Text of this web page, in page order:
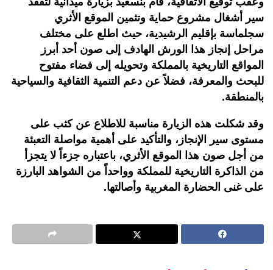
سير أشغال مشروع حماية وتثمين الموقع الأثري
سجلماسة بإقليم الرشيدية، حيث اطلع على مختلف
مراحل إنجاز هذا الورش الهادف إلى صون أحد أبرز
المواقع التاريخية بالمملكة وتحويله إلى فضاء مفتوح
للبحث والمعرفة، فضلاً عن دعم التنمية الثقافية والسياحية
بالمنطقة.
وقد شكلت هذه الزيارة مناسبة للاطلاع عن كثب على
مستوى سير الإنجاز، والتأكيد على أهمية مواصلة التعبئة
من أجل صون هذا الموقع الأثري، باعتباره جزءاً لا يتجزأ
من الذاكرة التاريخية للمملكة وواحداً من الشواهد البارزة
على غنى الحضارة المغربية وأصالتها.